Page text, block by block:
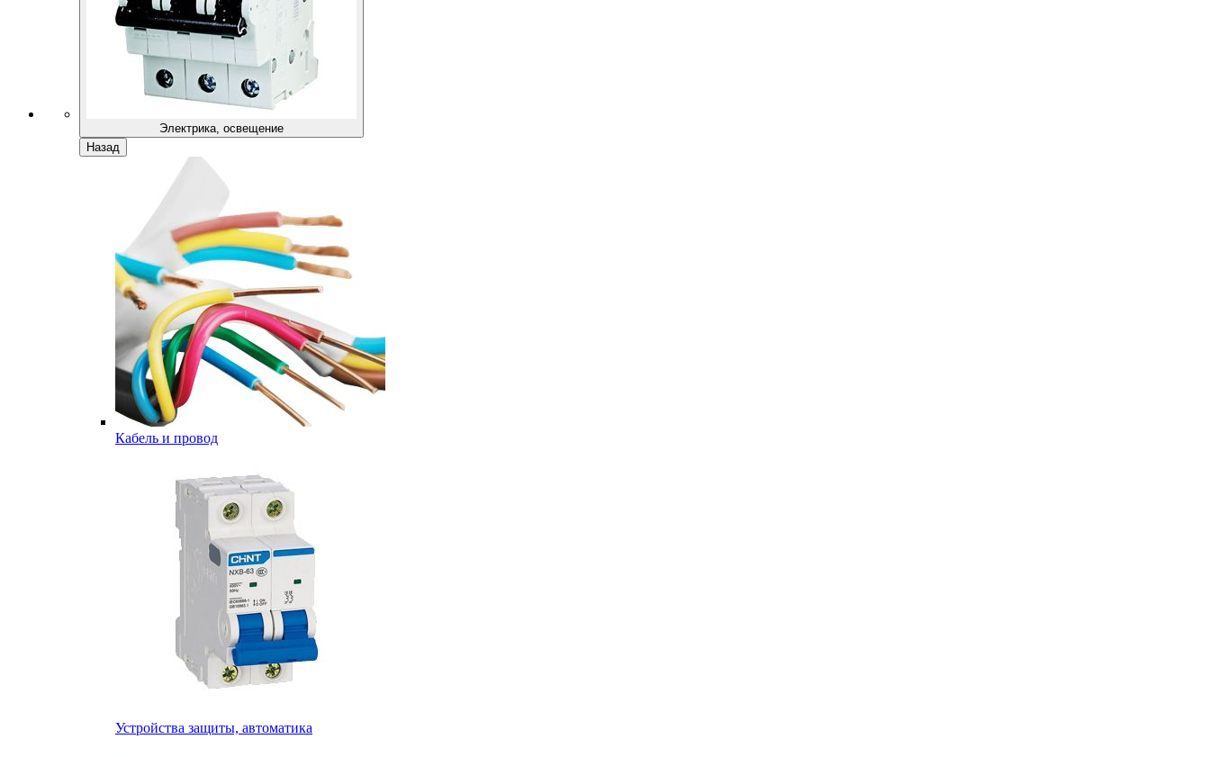
Электрика, освещение
Назад
Кабель и провод
Устройства защиты, автоматика